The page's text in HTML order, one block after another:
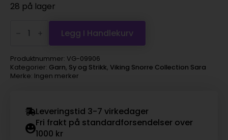
28 på lager
Snorre
Collection
-
906
sand
antall
Legg I Handlekurv
Produktnummer: VG-09906
Kategorier: Garn, Sy og Strikk, Viking Snorre Collection Sara
Merke: Ingen merker
Leveringstid 3-7 virkedager
Fri frakt på standardforsendelser over
1000 kr